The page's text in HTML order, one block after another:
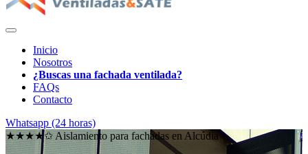
Inicio
Nosotros
¿Buscas una fachada ventilada?
FAQs
Contacto
Whatsapp (24 horas)
★★★★✩ Aislamiento para fachadas en Alcúdia